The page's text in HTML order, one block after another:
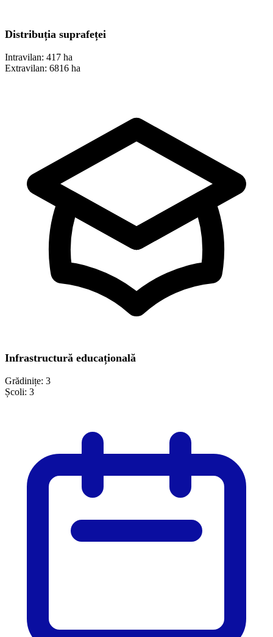
Distribuția suprafeței
Intravilan: 417 ha
Extravilan: 6816 ha
Infrastructură educațională
Grădinițe: 3
Școli: 3